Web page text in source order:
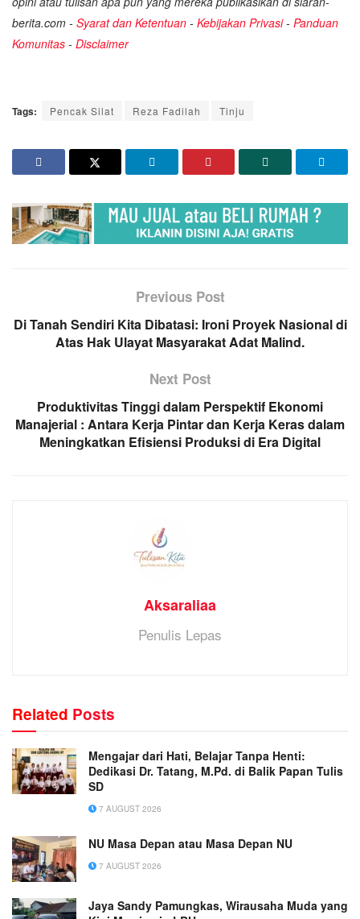
berita.com - Syarat dan Ketentuan - Kebijakan Privasi- Panduan
Komunitas - Disclaimer
Tags: Pencak Silat Reza Fadilah Tinju
Previous Post
Di Tanah Sendiri Kita Dibatasi: Ironi Proyek Nasional di
Atas Hak Ulayat Masyarakat Adat Malind.
Next Post
Produktivitas Tinggi dalam Perspektif Ekonomi
Manajerial : Antara Kerja Pintar dan Kerja Keras dalam
Meningkatkan Efisiensi Produksi di Era Digital
Aksaraliaa
Penulis Lepas
Related Posts
Mengajar dari Hati, Belajar Tanpa Henti:
Dedikasi Dr. Tatang, M.Pd. di Balik Papan Tulis
SD
7 AUGUST 2026
NU Masa Depan atau Masa Depan NU
7 AUGUST 2026
Jaya Sandy Pamungkas, Wirausaha Muda yang